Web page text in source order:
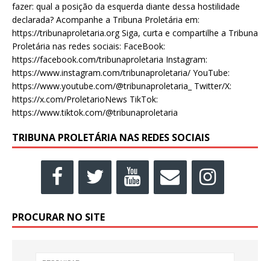
fazer: qual a posição da esquerda diante dessa hostilidade
declarada? Acompanhe a Tribuna Proletária em:
https://tribunaproletaria.org Siga, curta e compartilhe a Tribuna
Proletária nas redes sociais: FaceBook:
https://facebook.com/tribunaproletaria Instagram:
https://www.instagram.com/tribunaproletaria/ YouTube:
https://www.youtube.com/@tribunaproletaria_ Twitter/X:
https://x.com/ProletarioNews TikTok:
https://www.tiktok.com/@tribunaproletaria
TRIBUNA PROLETÁRIA NAS REDES SOCIAIS
PROCURAR NO SITE